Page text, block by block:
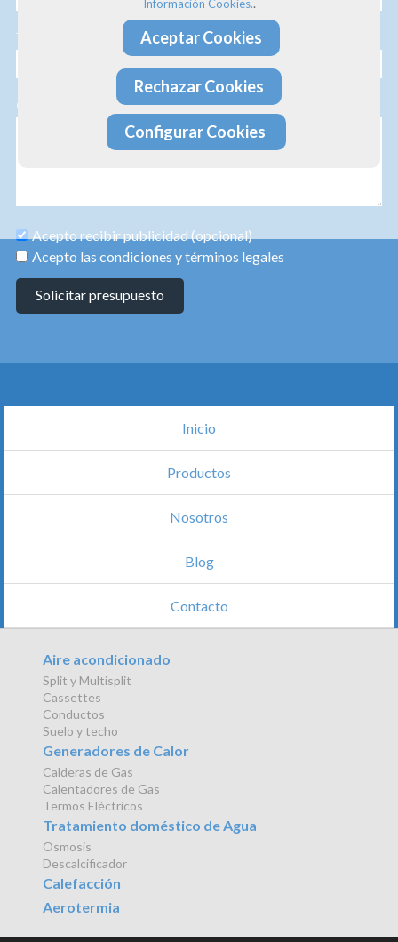
Teléfono
Consulta
Acepto recibir publicidad (opcional)
Acepto las condiciones y términos legales
Solicitar presupuesto
Inicio
Productos
Nosotros
Blog
Contacto
Aire acondicionado
Split y Multisplit
Cassettes
Conductos
Suelo y techo
Generadores de Calor
Calderas de Gas
Calentadores de Gas
Termos Eléctricos
Tratamiento doméstico de Agua
Osmosis
Descalcificador
Calefacción
Aerotermia
Información Cookies..
Aceptar Cookies
Rechazar Cookies
Configurar Cookies